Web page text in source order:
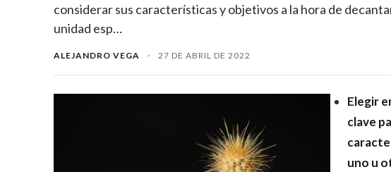
considerar sus características y objetivos a la hora de
unidad esp…
ALEJANDRO VEGA · 27 DE ABRIL DE 2022
Elegir
clave
uno u